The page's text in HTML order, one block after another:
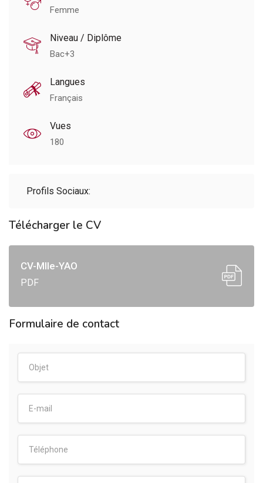
Femme
Niveau / Diplôme
Bac+3
Langues
Français
Vues
180
Profils Sociaux:
Télécharger le CV
CV-Mlle-YAO
PDF
Formulaire de contact